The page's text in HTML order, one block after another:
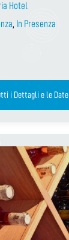
Hotel
, In Presenza
i Dettagli e le Date